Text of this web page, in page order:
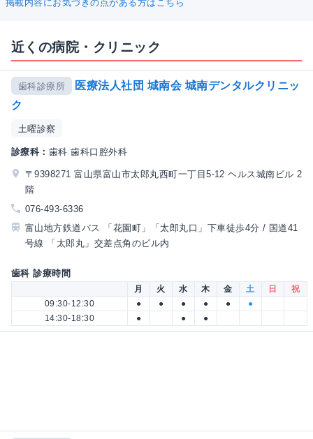
掲載内容にお気づきの点がある方はこちら
近くの病院・クリニック
歯科診療所
医療法人社団 城南会 城南デンタルクリニッ
ク
土曜診察
診療科： 歯科 歯科口腔外科
〒9398271 富山県富山市太郎丸西町一丁目5-12 ヘルス城南ビル 2
階
076-493-6336
富山地方鉄道バス 「花園町」「太郎丸口」下車徒歩4分 / 国道41
号線 「太郎丸」交差点角のビル内
歯科 診療時間
月 火 水 木 金 土 日
祝
09:30-12:30
● ● ● ● ●
●
14:30-18:30
● ● ●